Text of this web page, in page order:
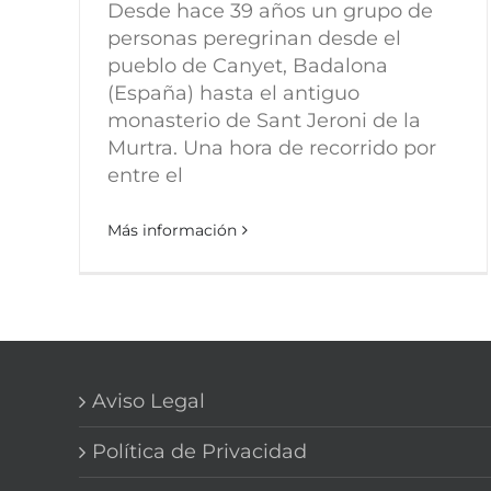
Desde hace 39 años un grupo de
personas peregrinan desde el
pueblo de Canyet, Badalona
(España) hasta el antiguo
monasterio de Sant Jeroni de la
Murtra. Una hora de recorrido por
entre el
Más información
Aviso Legal
Política de Privacidad